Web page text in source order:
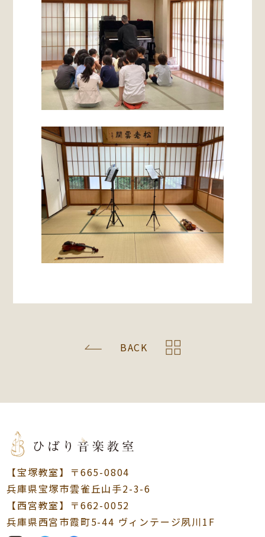
BACK
【宝塚教室】〒665-0804
兵庫県宝塚市雲雀丘山手2-3-6
【西宮教室】〒662-0052
兵庫県西宮市霞町5-44 ヴィンテージ夙川1F